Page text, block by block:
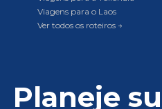
Viagens para o Laos
Ver todos os roteiros →
Planeje